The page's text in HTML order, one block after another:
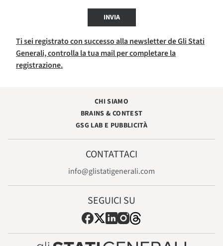
INVIA
Ti sei registrato con successo alla newsletter de Gli Stati
Generali, controlla la tua mail per completare la
registrazione.
CHI SIAMO
BRAINS & CONTEST
GSG LAB E PUBBLICITÀ
CONTATTACI
info@glistatigenerali.com
SEGUICI SU